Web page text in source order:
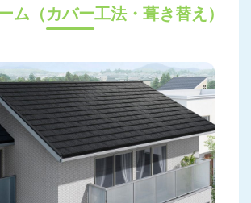
ム（カバー工法・葺き替え）